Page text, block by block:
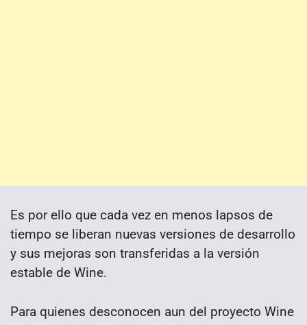
Es por ello que cada vez en menos lapsos de
tiempo se liberan nuevas versiones de desarrollo
y sus mejoras son transferidas a la versión
estable de Wine.
Para quienes desconocen aun del proyecto Wine